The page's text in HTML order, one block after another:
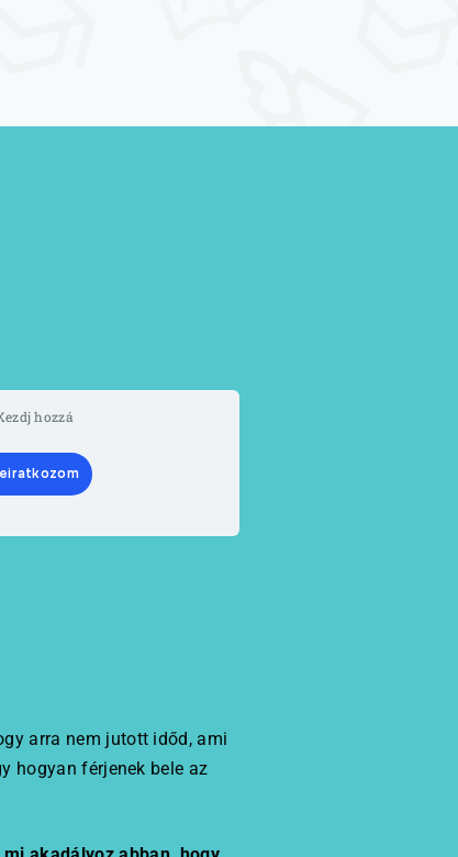
hozzá
arra nem jutott időd, ami
hogyan férjenek bele az